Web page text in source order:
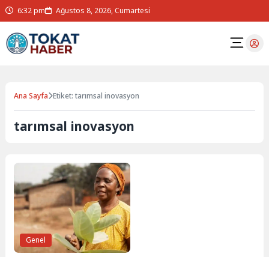
6:32 pm Ağustos 8, 2026, Cumartesi
Ana Sayfa Etiket: tarımsal inovasyon
tarımsal inovasyon
Genel